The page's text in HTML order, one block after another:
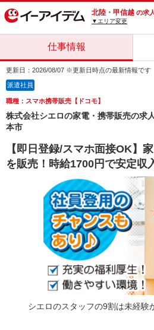
北陸・甲信越 の求人
▼エリア変更
仕事情報
更新日：2026/08/07 ※更新日時点の最新情報です
派遣社員
職種：スマホ携帯販売【ドコモ】
株式会社シエロの家電・携帯販売の求
本市
【即日登録/スマホ面接OK】
を販売！時給1700円で安定収
シエロのスタッフの9割は未経験